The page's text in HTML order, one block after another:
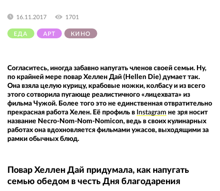
ЕДА АРТ КИНО
16.11.2017 1701
Согласитесь, иногда забавно напугать членов своей семьи. Ну,
по крайней мере повар Хеллен Дай (Hellen Die) думает так.
Она взяла целую курицу, крабовые ножки, колбасу и из всего
этого сотворила пугающе реалистичного «лицехвата» из
фильма Чужой. Более того это не единственная отвратительно
прекрасная работа Хелен. Её профиль в Instagram не зря носит
название Necro-Nom-Nom-Nomicon, ведь в своих кулинарных
работах она вдохновляется фильмами ужасов, выходящими за
рамки обычных блюд.
Повар Хеллен Дай придумала, как напугать
семью обедом в честь Дня благодарения